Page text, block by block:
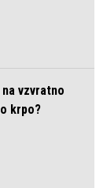
vzvratno
krpo?